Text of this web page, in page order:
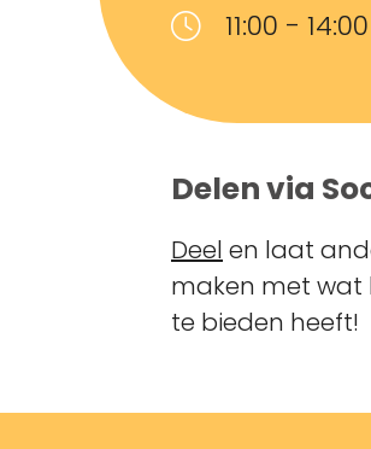
11:00 - 14:00
Delen via
Deel en laat
maken met wat
te bieden heeft!